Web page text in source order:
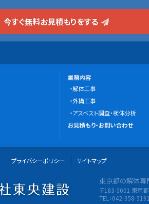
今すぐ無料お見積もりをする
事
業
内
容
業務内容
解体工事
外構工事
アスベスト調査・検体分析
無
お
も
り・
お見積もり・お問い合わせ
プライバシーポリシー サイトマップ
有限会社 東央建設
東京都の解体専
〒183-0001 東京
TEL：042-358-